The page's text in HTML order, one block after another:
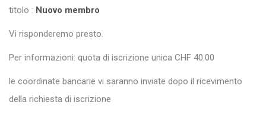
titolo : Nuovo membro
Vi risponderemo presto.
Per informazioni: quota di iscrizione unica CHF 40.00
le coordinate bancarie vi saranno inviate dopo il ricevimento
della richiesta di iscrizione